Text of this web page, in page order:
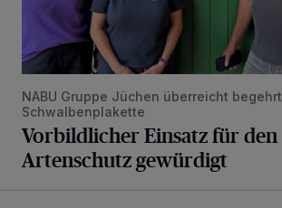
NABU Gruppe Jüchen überreicht
Schwalbenplakette
Vorbildlicher Einsatz für den
Artenschutz gewürdigt